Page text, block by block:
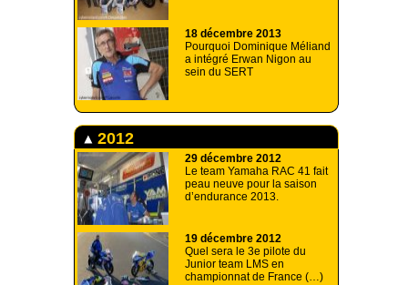
18 décembre 2013
Pourquoi Dominique Méliand
a intégré Erwan Nigon au
sein du SERT
2012
29 décembre 2012
Le team Yamaha RAC 41 fait
peau neuve pour la saison
d’endurance 2013.
19 décembre 2012
Quel sera le 3e pilote du
Junior team LMS en
championnat de France (…)